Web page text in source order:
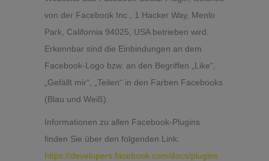
von der Facebook Inc., 1 Hacker Way, Menlo
Park, California 94025, USA betrieben wird.
Erkennbar sind die Einbindungen an dem
Facebook-Logo bzw. an den Begriffen „Like“,
„Gefällt mir“, „Teilen“ in den Farben Facebooks
(Blau und Weiß).
Informationen zu allen Facebook-Plugins
finden Sie über den folgenden Link:
https://developers.facebook.com/docs/plugins